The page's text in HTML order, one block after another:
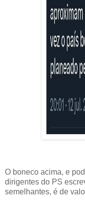
O boneco acima, e
dirigentes do PS
semelhantes, é de